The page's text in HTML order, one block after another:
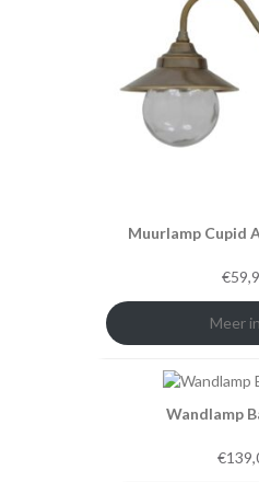
Muurlamp Cupid
€
Meer
Wandlamp
€